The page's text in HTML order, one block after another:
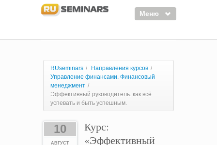
Меню
Курсы
Тренинги
Организаторы
Войти
RUseminars / Направления курсов /
Управление финансами. Финансовый
менеджмент /
Эффективный руководитель: как всё
успевать и быть успешным.
10
АВГУСТ
Курс:
«Эффективный